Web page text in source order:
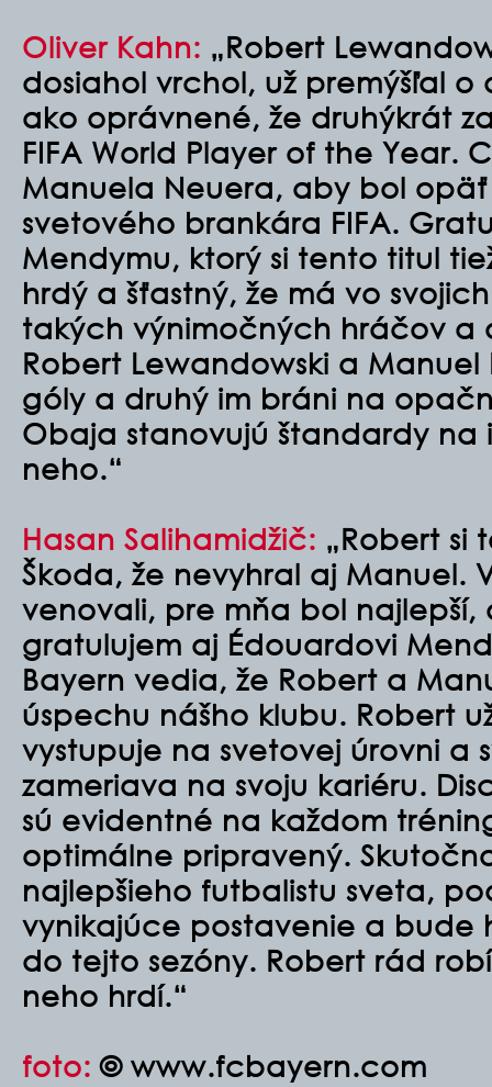
Oliver Kahn: „Robert
dosiahol vrchol, už premýšľal
ako oprávnené, že druhýkrát
FIFA World Player of the Year.
Manuela Neuera, aby bol
svetového brankára FIFA.
Mendymu, ktorý si tento titul
hrdý a šťastný, že má vo
takých výnimočných hráčov a
Robert Lewandowski a
góly a druhý im bráni na
Obaja stanovujú štandardy na
neho.“
Hasan Salihamidžič: „Robert si
Škoda, že nevyhral aj Manuel.
venovali, pre mňa bol najlepší,
gratulujem aj Édouardovi
Bayern vedia, že Robert a
úspechu nášho klubu. Robert
vystupuje na svetovej úrovni a
zameriava na svoju kariéru.
sú evidentné na každom
optimálne pripravený.
najlepšieho futbalistu sveta,
vynikajúce postavenie a bude
do tejto sezóny. Robert rád
neho hrdí.“
foto: © www.fcbayern.com